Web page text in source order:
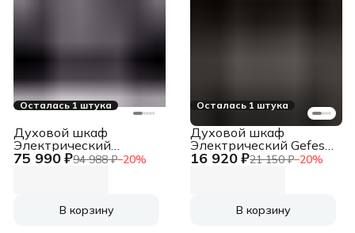
Осталась 1 штука
75 990 ₽94 988 ₽−20%
Духовой шкаф
Электрический
Maunfeld MCMO.44.9S
В корзину
Осталась 1 штука
16 920 ₽21 150 ₽−20%
Духовой шкаф
Электрический Gefest
ЭДВ ДА 602 К2
В корзину